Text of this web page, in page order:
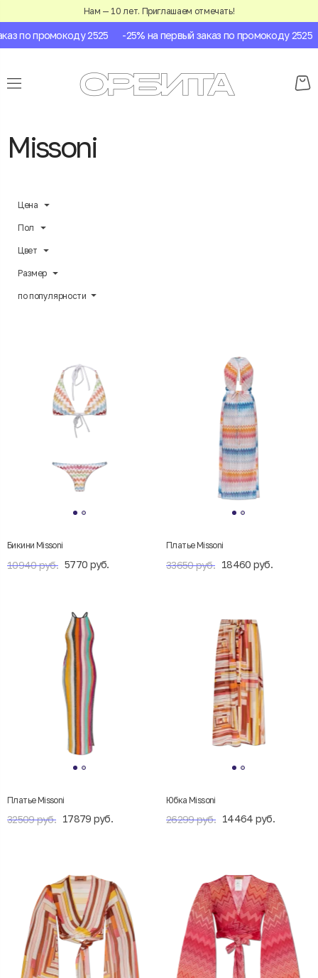
Нам — 10 лет. Приглашаем отмечать!
по промокоду 2525 -25% на первый заказ по промокоду 2525
Missoni
Цена
Пол
Цвет
Размер
по популярности
Бикини Missoni
10940 руб. 5770 руб.
Платье Missoni
33650 руб. 18460 руб.
Платье Missoni
32509 руб. 17879 руб.
Юбка Missoni
26299 руб. 14464 руб.